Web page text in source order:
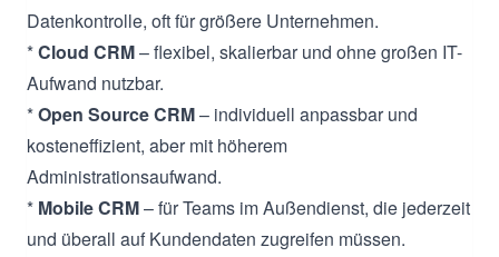
Datenkontrolle, oft für größere Unternehmen.
*Cloud CRM– flexibel, skalierbar und ohne großen IT-
Aufwand nutzbar.
*Open Source CRM– individuell anpassbar und
kosteneffizient, aber mit höherem
Administrationsaufwand.
* Mobile CRM– für Teams im Außendienst, die jederzeit
und überall auf Kundendaten zugreifen müssen.